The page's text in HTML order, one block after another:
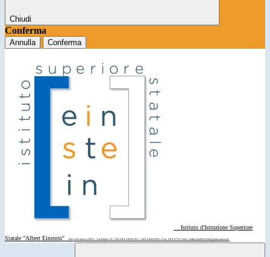
Chiudi
Conferma
Annulla Conferma
Istituto d'Istruzione Superiore
Statale "Albert Einstein"
Piove di Sacco (PD) - Via Parini 10 • Tel: 049 5840195 - 049 5840094 • Fax: 049 9701108 • mail: pdis00200d@istruzione.it